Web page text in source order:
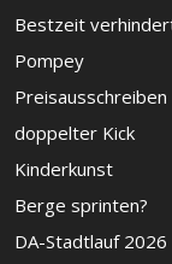
Bestzeit
Pompey
Preisausschreiben
doppelter Kick
Kinderkunst
Berge sprinten?
DA-Stadtlauf 2026